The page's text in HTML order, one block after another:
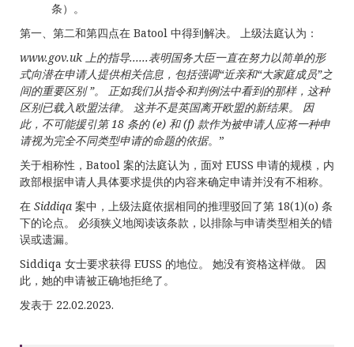
条）。
第一、第二和第四点在 Batool 中得到解决。 上级法庭认为：
www.gov.uk 上的指导......表明国务大臣一直在努力以简单的形
式向潜在申请人提供相关信息，包括强调“近亲和“大家庭成员”之
间的重要区别 ”。
正如我们从指令和判例法中看到的那样，这种
区别已载入欧盟法律。
这并不是英国离开欧盟的新结果。
因
此，不可能援引第18 条的(e) 和(f) 款作为被申请人应将一种申
请视为完全不同类型申请的命题的依据。”
关于相称性，Batool 案的法庭认为，面对 EUSS 申请的规模，内
政部根据申请人具体要求提供的内容来确定申请并没有不相称。
在 Siddiqa 案中，上级法庭依据相同的推理驳回了第 18(1)(o) 条
下的论点。 必须狭义地阅读该条款，以排除与申请类型相关的错
误或遗漏。
Siddiqa 女士要求获得 EUSS 的地位。 她没有资格这样做。 因
此，她的申请被正确地拒绝了。
发表于 22.02.2023.